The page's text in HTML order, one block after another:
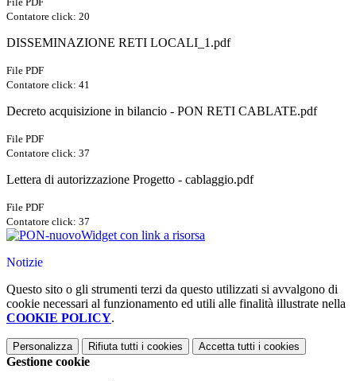
Contatore click: 20
DISSEMINAZIONE RETI LOCALI_1.pdf
File PDF
Contatore click: 41
Decreto acquisizione in bilancio - PON RETI CABLATE.pdf
File PDF
Contatore click: 37
Lettera di autorizzazione Progetto - cablaggio.pdf
File PDF
Contatore click: 37
Widget con link a risorsa
Notizie
Questo sito o gli strumenti terzi da questo utilizzati si avvalgono di
cookie necessari al funzionamento ed utili alle finalità illustrate nella
COOKIE POLICY.
Personalizza Rifiuta tutti i cookies Accetta tutti i cookies
Gestione cookie